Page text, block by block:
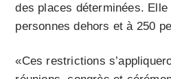
des places déterminées.
personnes dehors et à 250
«Ces restrictions